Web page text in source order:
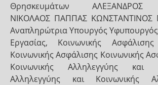
Θρησκευμάτων ΑΛΕΞΑΝΔΡΟΣ
ΝΙΚΟΛΑΟΣ ΠΑΠΠΑΣ ΚΩΝΣΤΑΝΤΙΝΟΣ
Αναπληρώτρια Υπουργός Υφυπουργός
Εργασίας, Κοινωνικής
Κοινωνικής Ασφάλισης Κοινωνικής
Κοινωνικής Αλληλεγγύης και
Αλληλεγγύης και Κοινωνικής